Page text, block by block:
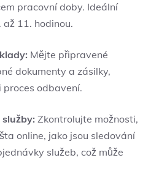
pracovní doby. Ideální
11. hodinou.
Mějte připravené
dokumenty a zásilky,
odbavení.
Zkontrolujte možnosti,
online, jako jsou sledování
služeb, což může